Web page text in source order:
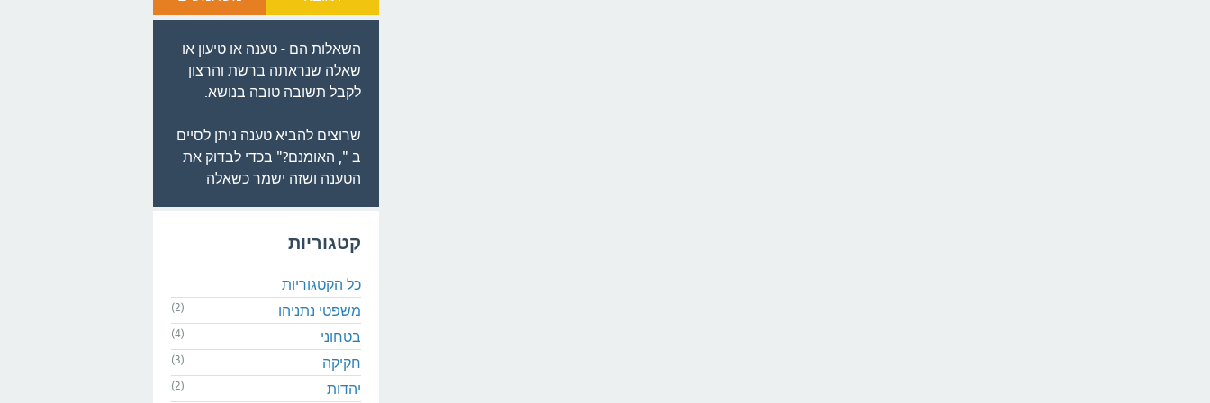
השאלות הם - טענה או טיעון או
שאלה שנראתה ברשת והרצון
לקבל תשובה טובה בנושא.
שרוצים להביא טענה ניתן לסיים
ב ", האומנם?" בכדי לבדוק את
הטענה ושזה ישמר כשאלה
קטגוריות
כל הקטגוריות
משפטי נתניהו
(2)
בטחוני (4)
חקיקה (3)
יהדות (2)